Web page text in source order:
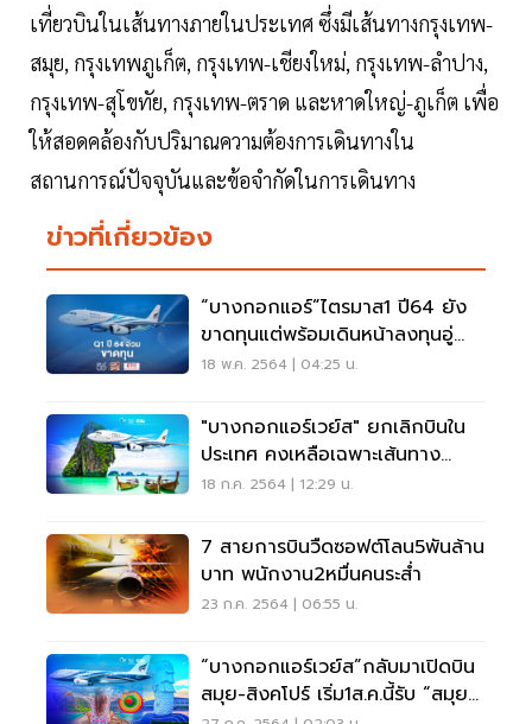
เที่ยวบินในเส้นทางภายในประเทศ ซึ่งมีเส้นทางกรุงเทพ-
สมุย, กรุงเทพภูเก็ต, กรุงเทพ-เชียงใหม่, กรุงเทพ-ลำปาง,
กรุงเทพ-สุโขทัย, กรุงเทพ-ตราด และหาดใหญ่-ภูเก็ต เพื่อ
ให้สอดคล้องกับปริมาณความต้องการเดินทางใน
สถานการณ์ปัจจุบันและข้อจำกัดในการเดินทาง
ข่าวที่เกี่ยวข้อง
“บางกอกแอร์”ไตรมาส1 ปี64 ยัง
ขาดทุนแต่พร้อมเดินหน้าลงทุนอู่
ตะเภา
18 พ.ค. 2564 | 04:25 น.
"บางกอกแอร์เวย์ส" ยกเลิกบินใน
ประเทศ คงเหลือเฉพาะเส้นทาง
บินSandbox
18 ก.ค. 2564 | 12:29 น.
7 สายการบินวืดซอฟต์โลน5พันล้าน
บาท พนักงาน2หมื่นคนระส่ำ
23 ก.ค. 2564 | 06:55 น.
“บางกอกแอร์เวย์ส”กลับมาเปิดบิน
สมุย-สิงคโปร์ เริ่ม1ส.ค.นี้รับ “สมุย